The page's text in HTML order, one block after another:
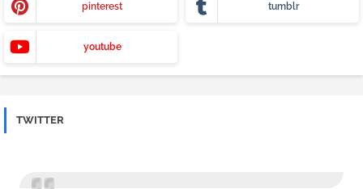
pinterest tumblr
youtube
TWITTER